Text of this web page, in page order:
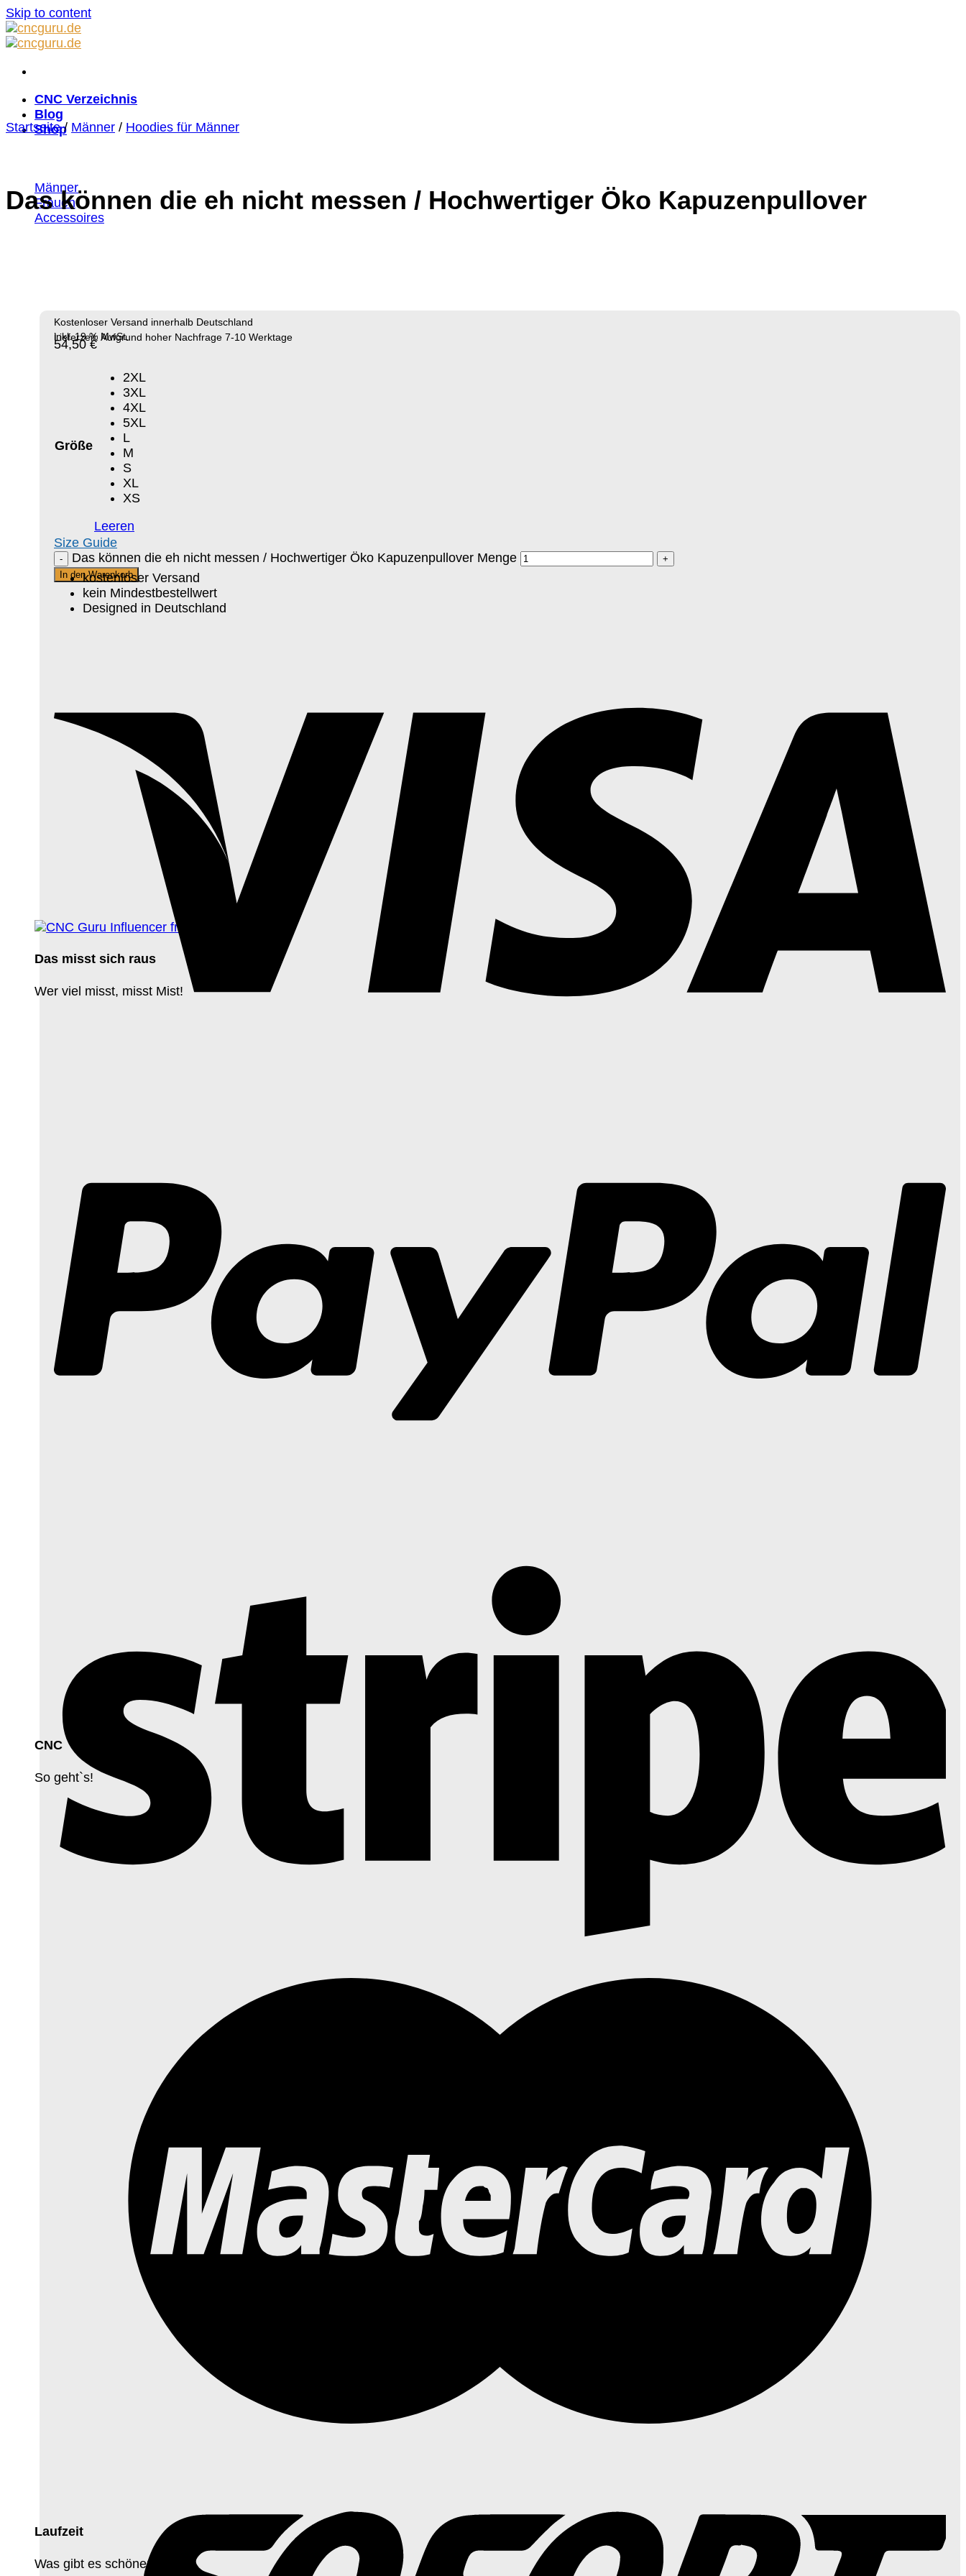
Skip to content
CNC Verzeichnis
Blog
Shop
Männer
Frauen
Accessoires
Das misst sich raus
Wer viel misst, misst Mist!
CNC
So geht`s!
Laufzeit
Was gibt es schöneres?
Startseite / Männer / Hoodies für Männer
Das können die eh nicht messen / Hochwertiger Öko Kapuzenpullover
54,50€
inkl. 19 % MwSt.
Kostenloser Versand innerhalb Deutschland
Lieferzeit: Aufgrund hoher Nachfrage 7-10 Werktage
Größe
2XL
3XL
4XL
5XL
L
M
S
XL
XS
Leeren
Size Guide
Das können die eh nicht messen / Hochwertiger Öko Kapuzenpullover Menge
In den Warenkorb
kostenloser Versand
kein Mindestbestellwert
Designed in Deutschland